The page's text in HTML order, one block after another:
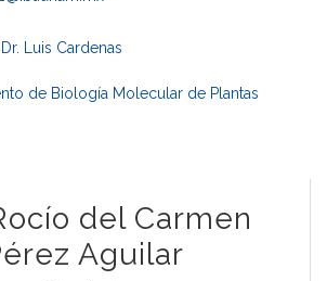
Luis Cardenas
de Biología Molecular de Plantas
del Carmen
Aguilar